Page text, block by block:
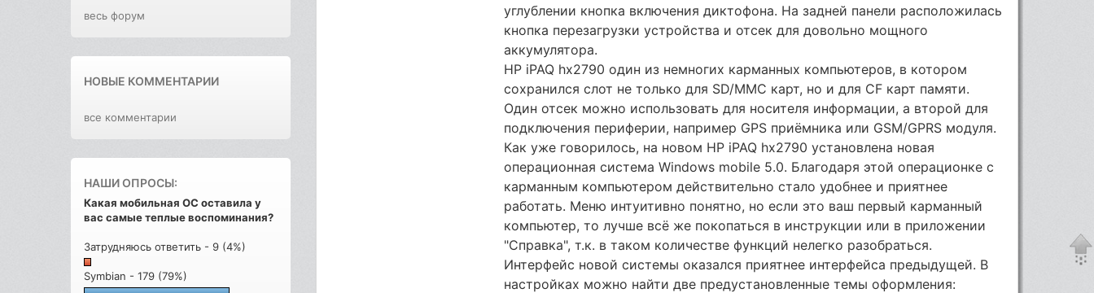
весь форум
НОВЫЕ КОММЕНТАРИИ
все комментарии
НАШИ ОПРОСЫ:
Какая мобильная ОС оставила у
вас самые теплые воспоминания?
Затрудняюсь ответить - 9 (4%)
Symbian - 179 (79%)
углублении кнопка включения диктофона. На задней панели расположилась
кнопка перезагрузки устройства и отсек для довольно мощного
аккумулятора.
НР iPAQ hx2790 один из немногих карманных компьютеров, в котором
сохранился слот не только для SD/ММС карт, но и для CF карт памяти.
Один отсек можно использовать для носителя информации, а второй для
подключения периферии, например GPS приёмника или GSM/GPRS модуля.
Как уже говорилось, на новом НР iPAQ hx2790 установлена новая
операционная система Windows mobile 5.0. Благодаря этой операционке с
карманным компьютером действительно стало удобнее и приятнее
работать. Меню интуитивно понятно, но если это ваш первый карманный
компьютер, то лучше всё же покопаться в инструкции или в приложении
"Справка", т.к. в таком количестве функций нелегко разобраться.
Интерфейс новой системы оказался приятнее интерфейса предыдущей. В
настройках можно найти две предустановленные темы оформления: